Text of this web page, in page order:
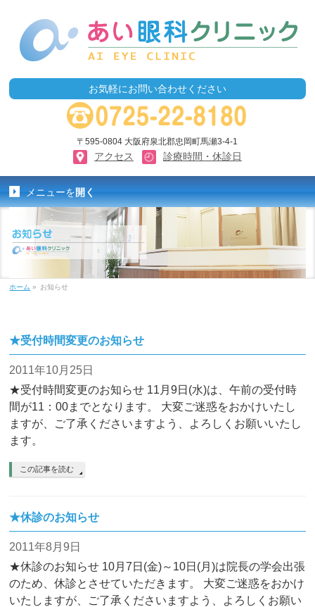
お気軽にお問い合わせください
〒595-0804 大阪府泉北郡忠岡町馬瀬3-4-1
アクセス 診療時間・休診日
メニューを開く
ホーム » お知らせ
★受付時間変更のお知らせ
2011年10月25日
★受付時間変更のお知らせ 11月9日(水)は、午前の受付時
間が11：00までとなります。 大変ご迷惑をおかけいたし
ますが、ご了承くださいますよう、よろしくお願いいたし
ます。
この記事を読む
★休診のお知らせ
2011年8月9日
★休診のお知らせ 10月7日(金)～10日(月)は院長の学会出張
のため、休診とさせていただきます。 大変ご迷惑をおかけ
いたしますが、ご了承くださいますよう、よろしくお願い